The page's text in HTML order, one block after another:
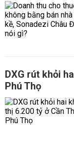
DXG rút khỏi
Phú Thọ